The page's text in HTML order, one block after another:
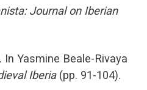
Journal on Iberian
Yasmine Beale-Rivaya
Iberia(pp. 91-104).